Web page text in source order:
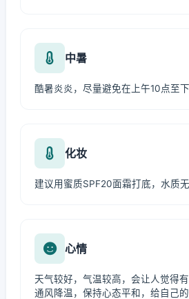
中暑
酷暑炎炎，尽量避免在上午10点至下
化妆
建议用蜜质SPF20面霜打底，水质无
心情
天气较好，气温较高，会让人觉得
通风降温，保持心态平和，给自己的